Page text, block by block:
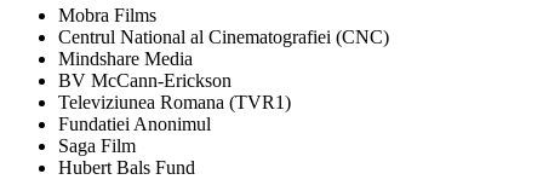
Mobra Films
Centrul National al Cinematografiei (CNC)
Mindshare Media
BV McCann-Erickson
Televiziunea Romana (TVR1)
Fundatiei Anonimul
Saga Film
Hubert Bals Fund